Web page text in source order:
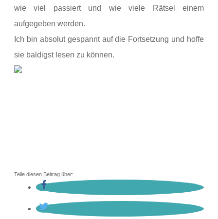
wie viel passiert und wieviele Rätsel einem
aufgegeben werden.
Ich bin absolut gespannt auf die Fortsetzung und hoffe
sie baldigst lesen zu können.
Teile diesen Beitrag über: